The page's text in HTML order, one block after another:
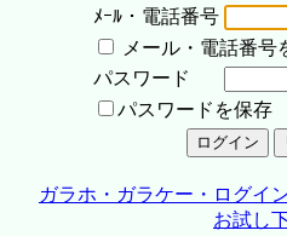
ﾒｰﾙ・電話番号
メール・電話番号
パスワード
パスワードを保存
ガラホ・ガラケー・ログイ
お試し